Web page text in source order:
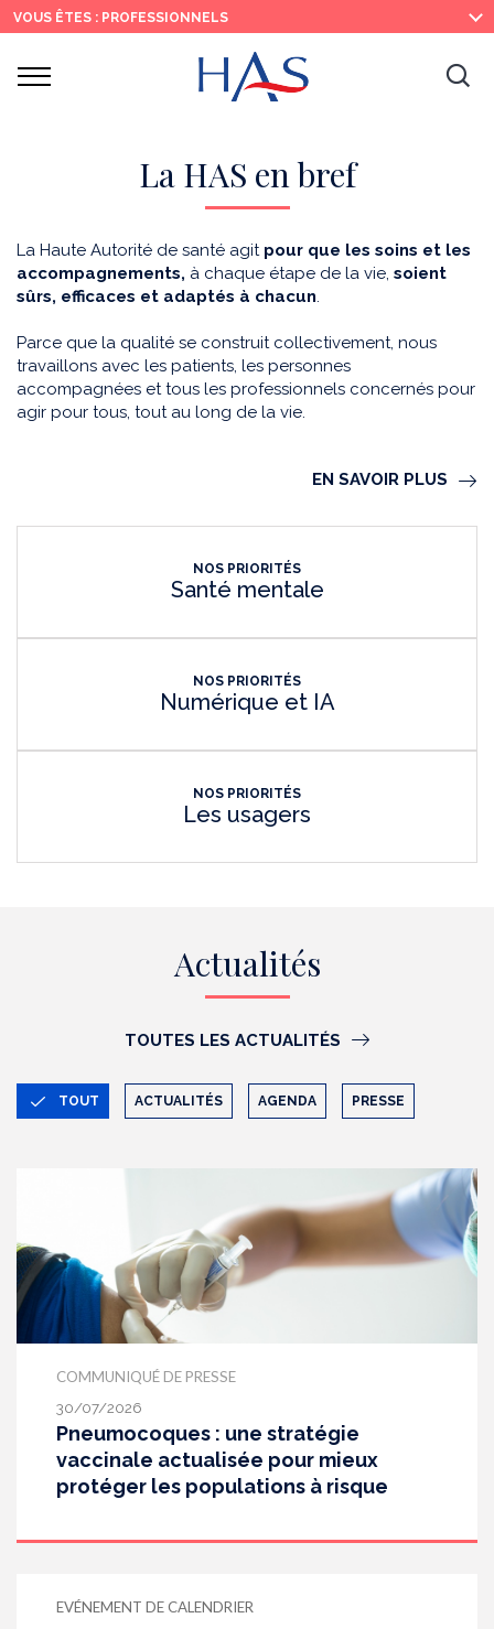
Recherche
Menu
principal
Contenu
principal
VOUS ÊTES : PROFESSIONNELS
Ouvrir
La HAS en bref
La Haute Autorité de santé agit pour que les soins et les
accompagnements, à chaque étape de la vie, soient
sûrs, efficaces et adaptés à chacun.
Parce que la qualité se construit collectivement, nous
travaillons avec les patients, les personnes
accompagnées et tous les professionnels concernés pour
agir pour tous, tout au long de la vie.
EN SAVOIR PLUS
NOS PRIORITÉS
Santé mentale
NOS PRIORITÉS
Numérique et IA
NOS PRIORITÉS
Les usagers
Actualités
TOUTES LES ACTUALITÉS
TOUT ACTUALITÉS AGENDA PRESSE
COMMUNIQUÉ DE PRESSE
30/07/2026
Pneumocoques : une stratégie
vaccinale actualisée pour mieux
protéger les populations à risque
EVÉNEMENT DE CALENDRIER